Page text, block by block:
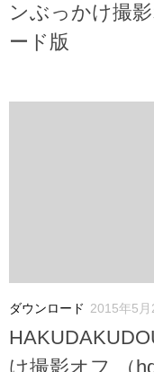
ンぶっかけ撮
ード版
ダウンロード 2015年5月
け撮影オフ （